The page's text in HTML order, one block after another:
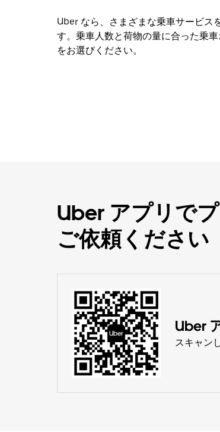
Uber なら、さまざまな乗車サービス
す。乗車人数と荷物の量に合った乗
をお選びください。
Uber アプリで
ご依頼ください
Uber
スキャン